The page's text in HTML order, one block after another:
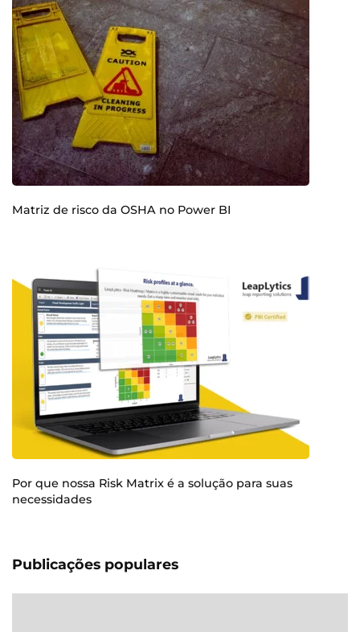
Matriz de risco da OSHA no Power BI
Por que nossa Risk Matrix é a solução para suas
necessidades
Publicações populares